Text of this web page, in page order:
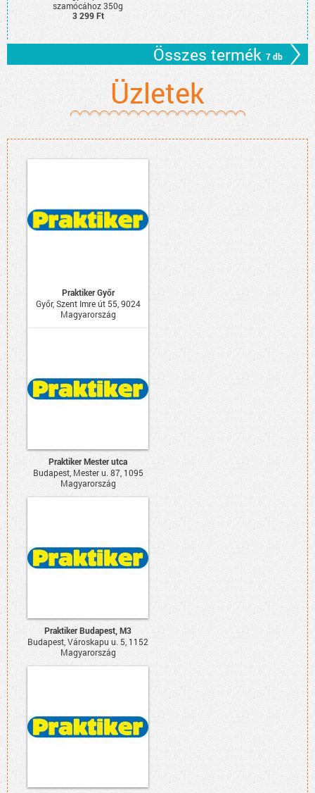
szamócához 350g
3 299 Ft
Összes termék 7 db
Üzletek
Praktiker Győr
Győr, Szent Imre út 55, 9024
Magyarország
Praktiker Mester utca
Budapest, Mester u. 87, 1095
Magyarország
Praktiker Budapest, M3
Budapest, Városkapu u. 5, 1152
Magyarország